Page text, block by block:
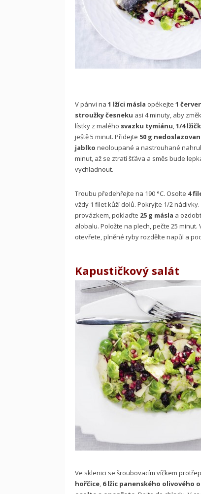
V pánvi na 1 lžíci másla opékejte 1
stroužky česneku asi 4 minuty, aby
lístky z malého svazku tymiánu,1/4
ještě 5 minut. Přidejte 50 g
jablko neoloupané a nastrouhané
minut, až se ztratí šťáva a směs bude
vychladnout.
Troubu předehřejte na 190 °C. Osolte 4
vždy 1 filet kůží dolů. Pokryjte 1/2
provázkem, poklaďte 25 g másla a
alobalu. Položte na plech, pečte 25
otevřete, plněné ryby rozdělte napůl a
Kapustičkový salát
Ve sklenici se šroubovacím víčkem
hořčice, 6 lžic panenského olivového